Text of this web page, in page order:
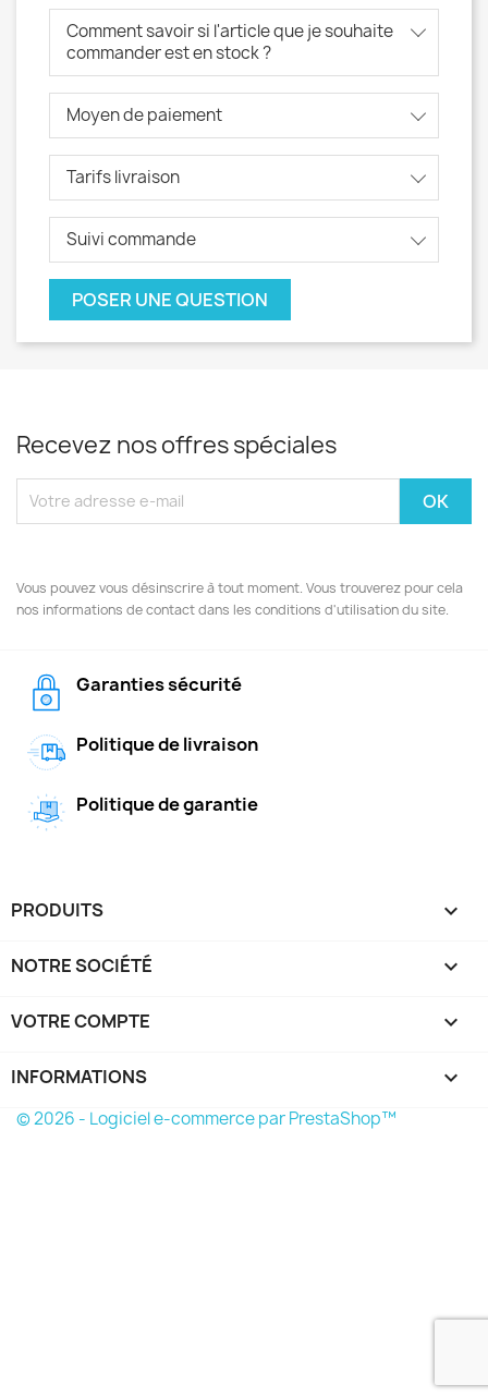
Comment savoir si l'article que je souhaite
commander est en stock ?
Moyen de paiement
Tarifs livraison
Suivi commande
POSER UNE QUESTION
Recevez nos offres spéciales
Vous pouvez vous désinscrire à tout moment. Vous trouverez pour cela
nos informations de contact dans les conditions d'utilisation du site.
Garanties sécurité
Politique de livraison
Politique de garantie
PRODUITS 
NOTRE SOCIÉTÉ 
VOTRE COMPTE 
INFORMATIONS keyboard_arrow_down
© 2026 - Logiciel e-commerce par PrestaShop™